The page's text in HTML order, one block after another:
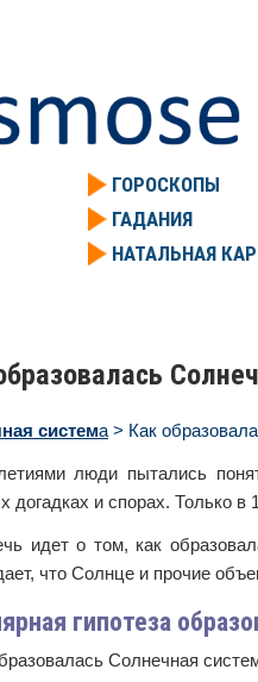
ГОРОСКОПЫ
ГАДАНИЯ
НАТАЛЬНАЯ
система> Как
люди пытались
догадках и спорах. Только в
идет о том, как
что Солнце и прочие
гипотеза